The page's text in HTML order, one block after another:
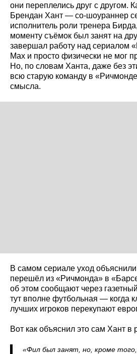
они переплелись друг с другом.
Брендан Хант — со-шоураннер
исполнитель роли тренера
моменту съёмок был занят на
завершал работу над сериалом
Max и просто физически не мог
Но, по словам Ханта, даже без
всю старую команду в
смысла.
В самом сериале уход
перешёл из «Ричмонда» в
об этом сообщают через
тут вполне футбольная — когда
лучших игроков перекупают
Вот как объяснил это сам Хант в
«Фил был занят, но, кроме